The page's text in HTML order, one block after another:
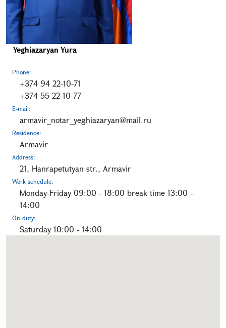
Yeghiazaryan Yura
Phone:
+374 94 22-10-71
+374 55 22-10-77
E-mail:
armavir_notar_yeghiazaryan@mail.ru
Residence:
Armavir
Address:
21, Hanrapetutyan str., Armavir
Work schedule:
Monday-Friday 09:00 - 18:00 break time 13:00 -
14:00
On duty:
Saturday 10:00 - 14:00